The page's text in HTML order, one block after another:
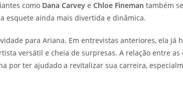
como Dana Carvey e Chloe Fineman também
esquete ainda mais divertida e dinâmica.
para Ariana. Em entrevistas anteriores, ela
versátil e cheia de surpresas. A relação entre
por ter ajudado a revitalizar sua carreira,